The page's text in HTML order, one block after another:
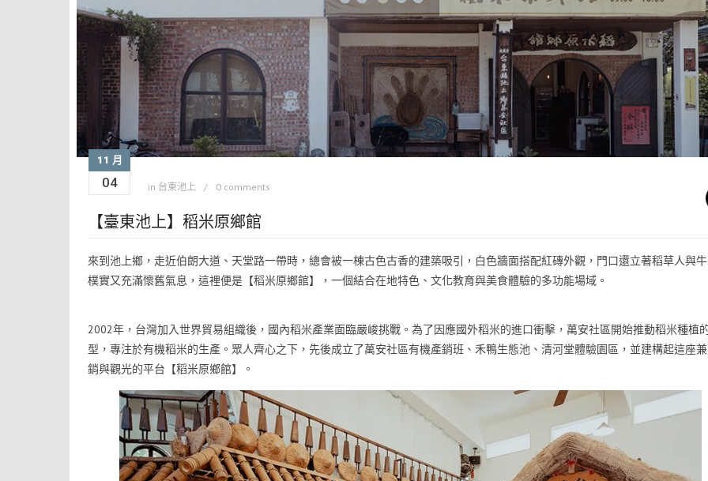
11 月
04 in 台東池上 0 comments
【臺東池上】稻米原鄉館
來到池上鄉，走近伯朗大道、天堂路一帶時，總會被一棟古色古香的建築吸引，白色牆面搭配紅磚外觀，門口還立著稻草人與牛
樸實又充滿懷舊氣息，這裡便是【稻米原鄉館】，一個結合在地特色、文化教育與美食體驗的多功能場域。
2002年，台灣加入世界貿易組織後，國內稻米產業面臨嚴峻挑戰。為了因應國外稻米的進口衝擊，萬安社區開始推動稻米種植
型，專注於有機稻米的生產。眾人齊心之下，先後成立了萬安社區有機產銷班、禾鴨生態池、清河堂體驗園區，並建構起這座
銷與觀光的平台【稻米原鄉館】。